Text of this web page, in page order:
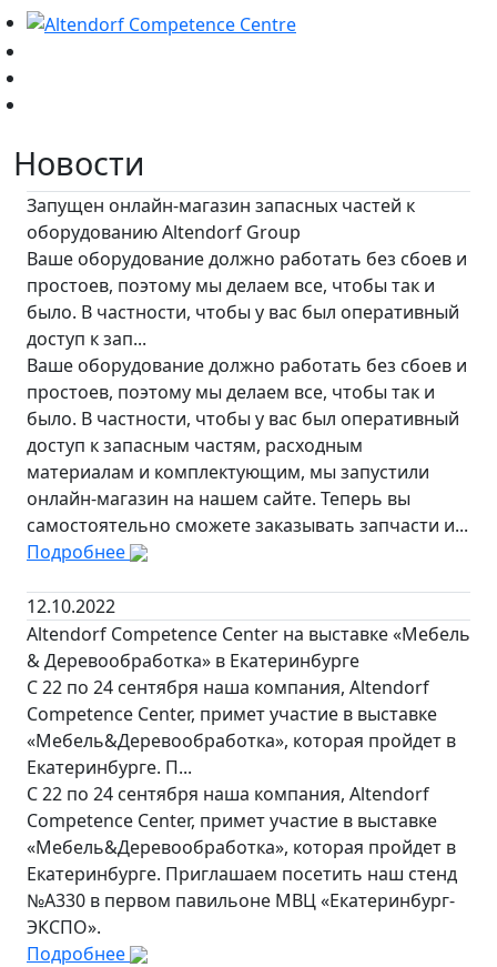
Новости
Запущен онлайн-магазин запасных частей к
оборудованию Altendorf Group
Ваше оборудование должно работать без сбоев и
простоев, поэтому мы делаем все, чтобы так и
было. В частности, чтобы у вас был оперативный
доступ к зап...
Ваше оборудование должно работать без сбоев и
простоев, поэтому мы делаем все, чтобы так и
было. В частности, чтобы у вас был оперативный
доступ к запасным частям, расходным
материалам и комплектующим, мы запустили
онлайн-магазин на нашем сайте. Теперь вы
самостоятельно сможете заказывать запчасти и...
Подробнее
12.10.2022
Altendorf Competence Center на выставке «Мебель
& Деревообработка» в Екатеринбурге
C 22 по 24 сентября наша компания, Altendorf
Competence Center, примет участие в выставке
«Мебель&Деревообработка», которая пройдет в
Екатеринбурге. П...
C 22 по 24 сентября наша компания, Altendorf
Competence Center, примет участие в выставке
«Мебель&Деревообработка», которая пройдет в
Екатеринбурге. Приглашаем посетить наш стенд
№А330 в первом павильоне МВЦ «Екатеринбург-
ЭКСПО».
Подробнее